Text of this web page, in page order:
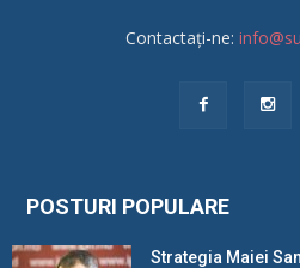
Contactați-ne:
POSTURI POPULARE
Strategia Maiei